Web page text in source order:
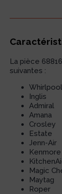
La pièce
suivantes :
Whirlpool
Inglis
Admiral
Amana
Crosley
Estate
Jenn-Air
Kenmore
Magic
Maytag
Roper